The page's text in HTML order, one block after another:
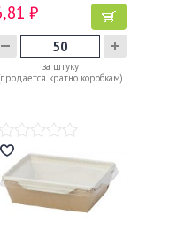
₽
за штуку
кратно коробкам)